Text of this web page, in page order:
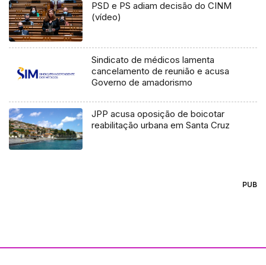
PSD e PS adiam decisão do CINM
(vídeo)
Sindicato de médicos lamenta
cancelamento de reunião e acusa
Governo de amadorismo
JPP acusa oposição de boicotar
reabilitação urbana em Santa Cruz
PUB